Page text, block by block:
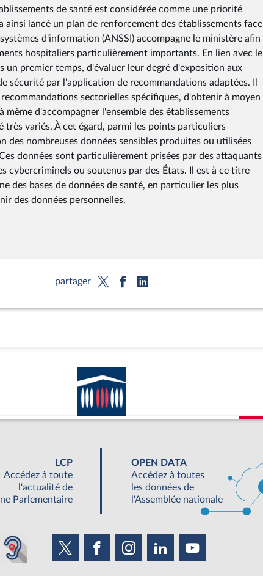
de santé est considérée comme une priorité
ainsi lancé un plan de renforcement des établissements face
d'information (ANSSI) accompagne le ministère afin
hospitaliers particulièrement importants. En lien avec le
un premier temps, d'évaluer leur degré d'exposition aux
sécurité par l'application de recommandations adaptées. Il
sectorielles spécifiques, d'obtenir à moyen
d'accompagner l'ensemble des établissements
variés. À cet égard, parmi les points particuliers
nombreuses données sensibles produites ou utilisées
données sont particulièrement prisées par des attaquants
cybercriminels ou soutenus par des États. Il est à ce titre
des bases de données de santé, en particulier les plus
des données personnelles.
partager
LCP
Accédez à toute
l'actualité de
Parlementaire
OPEN DATA
Accédez à toutes
les données de
l'Assemblée nationale